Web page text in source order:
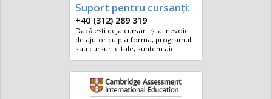
Suport pentru cursanți:
+40 (312) 289 319
Dacă ești deja cursant și ai nevoie
de ajutor cu platforma, programul
sau cursurile tale, suntem aici.